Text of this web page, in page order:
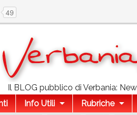
49
Il BLOG pubblico di Verbania:
Info Utili Rubriche